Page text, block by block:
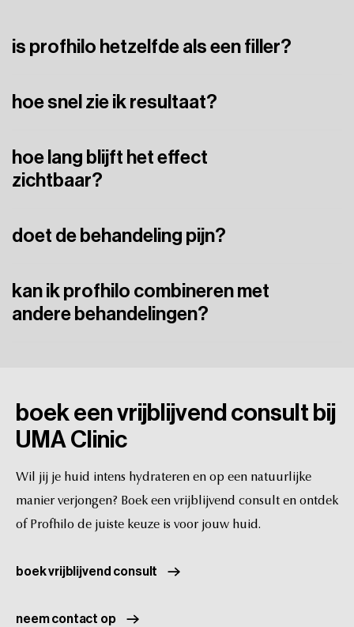
is profhilo hetzelfde als een filler?
huidkwaliteit via hydratatie en collageenstimulatie.
hoe snel zie ik resultaat?
weken zie je het maximale resultaat.
hoe lang blijft het effect
zichtbaar?
doet de behandeling pijn?
verdragen.
kan ik profhilo combineren met
andere behandelingen?
boek een vrijblijvend consult bij
UMA Clinic
Wil jij je huid intens hydrateren en op een natuurlijke
manier verjongen? Boek een vrijblijvend consult en ontdek
of Profhilo de juiste keuze is voor jouw huid.
boek vrijblijvend consult
neem contact op